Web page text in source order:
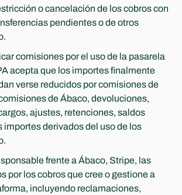
o cancelación de los cobros con
pendientes o de otros
comisiones por el uso de la pasarela
acepta que los importes finalmente
verse reducidos por comisiones de
de Ábaco, devoluciones,
ajustes, retenciones, saldos
importes derivados del uso de los
frente a Ábaco, Stripe, las
por los cobros que cree o gestione a
incluyendo reclamaciones,